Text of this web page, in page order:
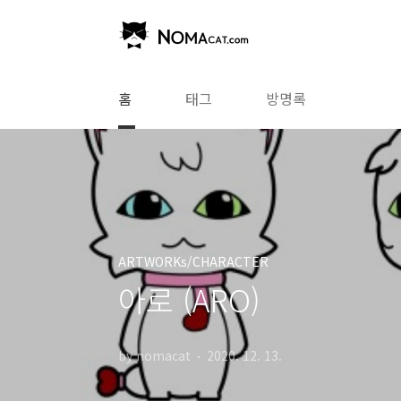
홈 태그 방명록
ARTWORKs/CHARACTER
아로 (ARO)
by nomacat 2020. 12. 13.